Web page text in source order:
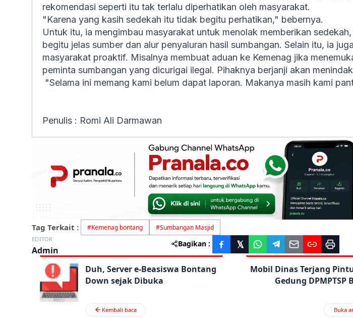
rekomendasi seperti itu tak terlalu diperhatikan oleh masyarakat.
"Karena yang kasih sedekah itu tidak begitu perhatikan," bebernya.
Untuk itu, ia mengimbau masyarakat untuk menolak memberikan
begitu jelas sumber dan alur penyaluran hasil sumbangan. Selain itu, ia
masyarakat proaktif. Misalnya membuat aduan ke Kemenag jika
peminta sumbangan yang dicurigai ilegal. Pihaknya berjanji akan
"Selama ini memang kami belum dapat laporan. Makanya masih kami
Penulis : Romi Ali Darmawan
Tag Terkait : #Kemenag bontang #Sumbangan Masjid
EDITOR
Admin
Bagikan :
Duh, Server e-Beasiswa Bontang
Down sejak Dibuka
Kembali baca
Mobil Dinas Terjang
Gedung DPMPTSP
Buka